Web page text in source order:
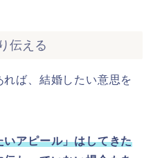
伝える
ば、結婚したい意思を
アピール」はしてきた